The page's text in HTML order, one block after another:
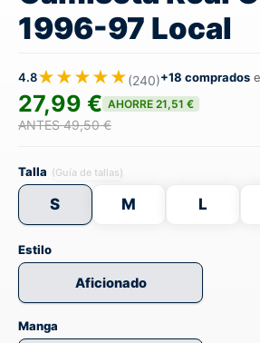
1996-97 Local
4.8★★★★★(240)+18 comprados
27,99 € AHORRE 21,51 €
ANTES 49,50 €
Talla (Guía de tallas)
S M L
Estilo
Aficionado
Manga